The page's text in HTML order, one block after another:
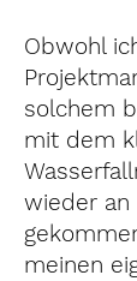
Obwohl
solchem
mit dem
wieder an
meinen